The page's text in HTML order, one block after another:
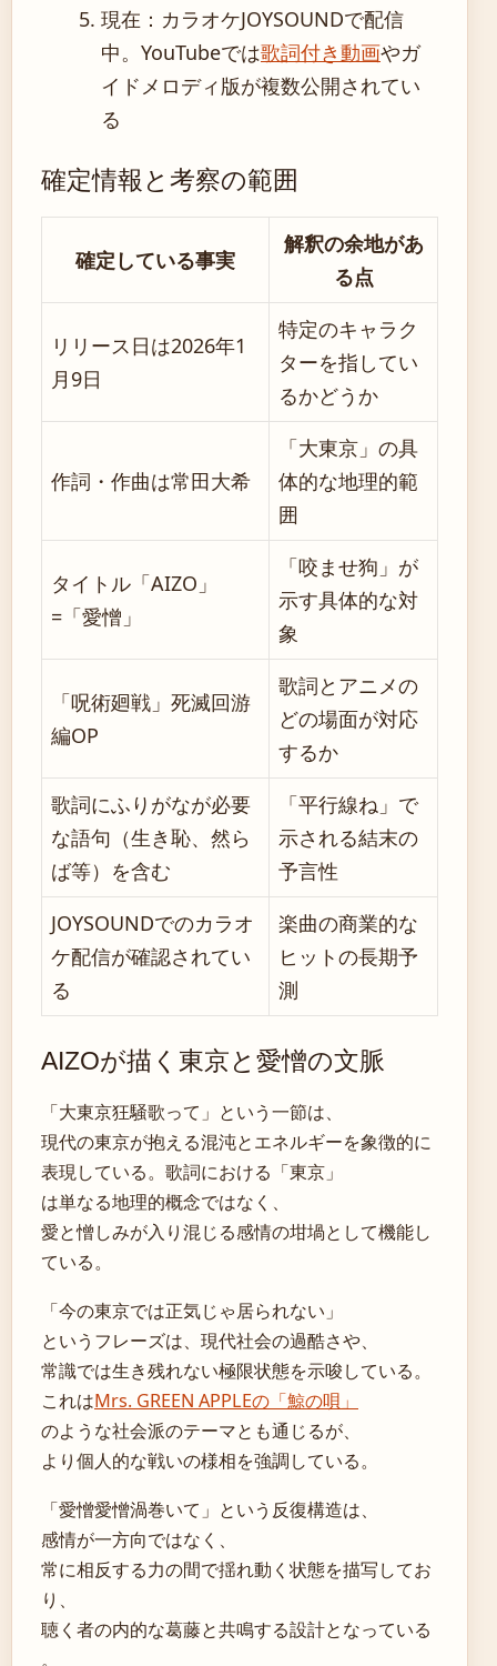
現在：カラオケJOYSOUNDで配信
中。YouTubeでは歌詞付き動画やガ
イドメロディ版が複数公開されてい
る
確定情報と考察の範囲
確定している事実
解釈の余地があ
る点
リリース日は2026年1
月9日
特定のキャラク
ターを指してい
るかどうか
作詞・作曲は常田大希
「大東京」の具
体的な地理的範
囲
タイトル「AIZO」
=「愛憎」
「咬ませ狗」が
示す具体的な対
象
「呪術廻戦」死滅回游
編OP
歌詞とアニメの
どの場面が対応
するか
歌詞にふりがなが必要
な語句（生き恥、然ら
ば等）を含む
「平行線ね」で
示される結末の
予言性
JOYSOUNDでのカラオ
ケ配信が確認されてい
る
楽曲の商業的な
ヒットの長期予
測
AIZOが描く東京と愛憎の文脈
「大東京狂騒歌って」という一節は、
現代の東京が抱える混沌とエネルギーを象徴的に
表現している。歌詞における「東京」
は単なる地理的概念ではなく、
愛と憎しみが入り混じる感情の坩堝として機能し
ている。
「今の東京では正気じゃ居られない」
というフレーズは、現代社会の過酷さや、
常識では生き残れない極限状態を示唆している。
これはMrs. GREEN APPLEの「鯨の唄」
のような社会派のテーマとも通じるが、
より個人的な戦いの様相を強調している。
「愛憎愛憎渦巻いて」という反復構造は、
感情が一方向ではなく、
常に相反する力の間で揺れ動く状態を描写してお
り、
聴く者の内的な葛藤と共鳴する設計となっている
。